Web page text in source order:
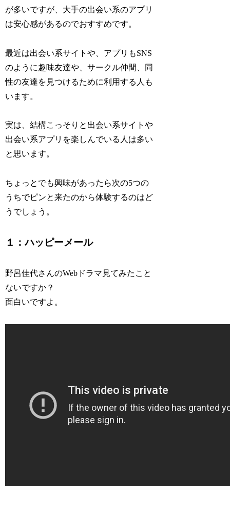
が多いですが、大手の出会い系のアプリ
は安心感があるのでおすすめです。
最近は出会い系サイトや、アプリもSNS
のように趣味友達や、サークル仲間、同
性の友達を見つけるために利用する人も
います。
実は、結構こっそりと出会い系サイトや
出会い系アプリを楽しんでいる人は多い
と思います。
ちょっとでも興味があったら次の5つの
うちでピンと来たのから体験するのはど
うでしょう。
１：ハッピーメール
野呂佳代さんのWebドラマ見てみたこと
ないですか？
面白いですよ。